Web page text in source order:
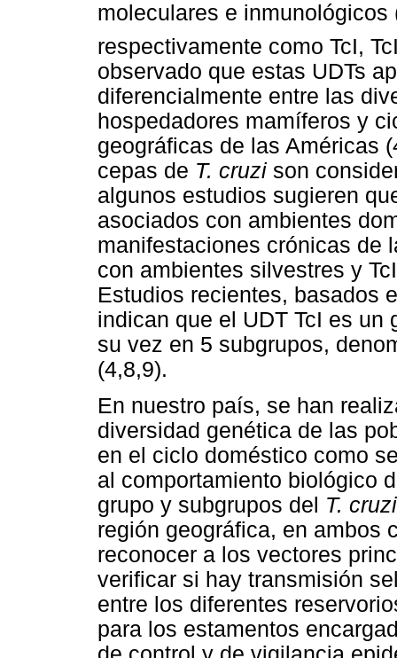
moleculares e
respectivamente como TcI,
observado que estas UDTs
diferencialmente entre las
hospedadores mamíferos y
geográficas de las Américas
cepas de T. cruzi son
algunos estudios sugieren
asociados con ambientes
manifestaciones crónicas de
con ambientes silvestres y
Estudios recientes, basados
indican que el UDT TcI es
su vez en 5 subgrupos,
(4,8,9).
En nuestro país, se han
diversidad genética de las
en el ciclo doméstico como
al comportamiento biológico
grupo y subgrupos del T. cruzi
región geográfica, en ambos
reconocer a los vectores
verificar si hay transmisión
entre los diferentes
para los estamentos